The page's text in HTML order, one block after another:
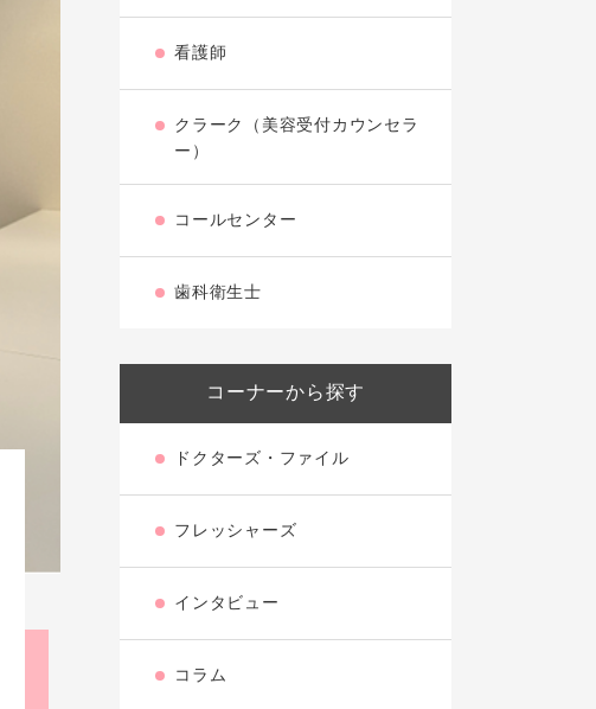
看護師
クラーク（美容受付カウンセラ
ー）
コールセンター
歯科衛生士
コーナーから探す
ドクターズ・ファイル
フレッシャーズ
インタビュー
コラム